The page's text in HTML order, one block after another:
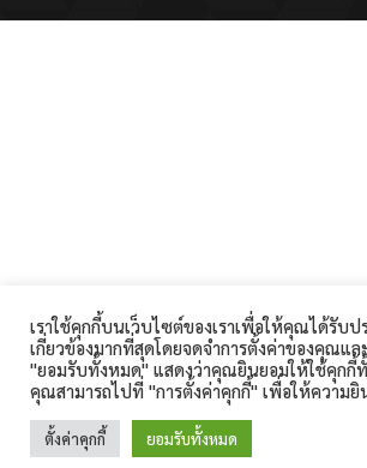
เราใช้คุกกี้บนเว็บไซต์ของเราเพื่อให้คุณได้รับ
เกี่ยวข้องมากที่สุดโดยจดจำการตั้งค่าของคุณแล
"ยอมรับทั้งหมด" แสดงว่าคุณยินยอมให้ใช้คุกกี้
คุณสามารถไปที่ "การตั้งค่าคุกกี้" เพื่อให้ความ
ตั้งค่าคุกกี้ ยอมรับทั้งหมด